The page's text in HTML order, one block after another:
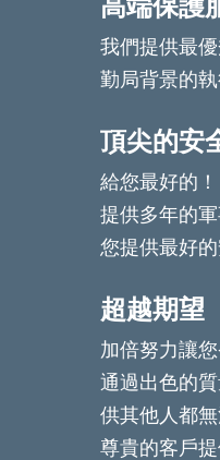
我們提供最
勤局背景的執
頂尖的安
給您最好的
提供多年的
您提供最好的
超越期望
加倍努力讓
通過出色的
供其他人都
尊貴的客戶